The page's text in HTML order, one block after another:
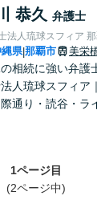
恭久 弁護士
法人琉球スフィア
県|那覇市 美栄
相続に強い弁護
人琉球スフィア
通り・読谷・ラ
掛けていきたいと
ます。どうぞよろ
1ページ目
(2ページ中)